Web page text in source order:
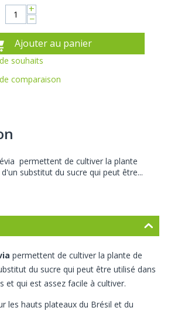
+
−
Ajouter au panier
souhaits
comparaison
permettent de cultiver la plante
substitut du sucre qui peut être...
permettent de cultiver la plante de
du sucre qui peut être utilisé dans
et qui est assez facile à cultiver.
les hauts plateaux du Brésil et du